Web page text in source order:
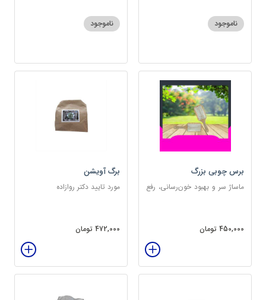
ناموجود ناموجود
برس چوبی بزرگ
ماساژ سر و بهبود خون‌رسانی، رفع
450,000 تومان
برگ آویشن
مورد تایید دکتر روازاده
472,000 تومان